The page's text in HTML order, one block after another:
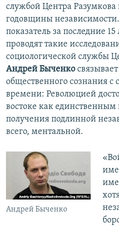
службой Центра
годовщины
показатель за последние
проводят такие
социологической службы
Андрей Быченко
общественного сознания с
времени: Революцией
востоке как
получения подлинной
всего, ментальной.
Андрей Быченко